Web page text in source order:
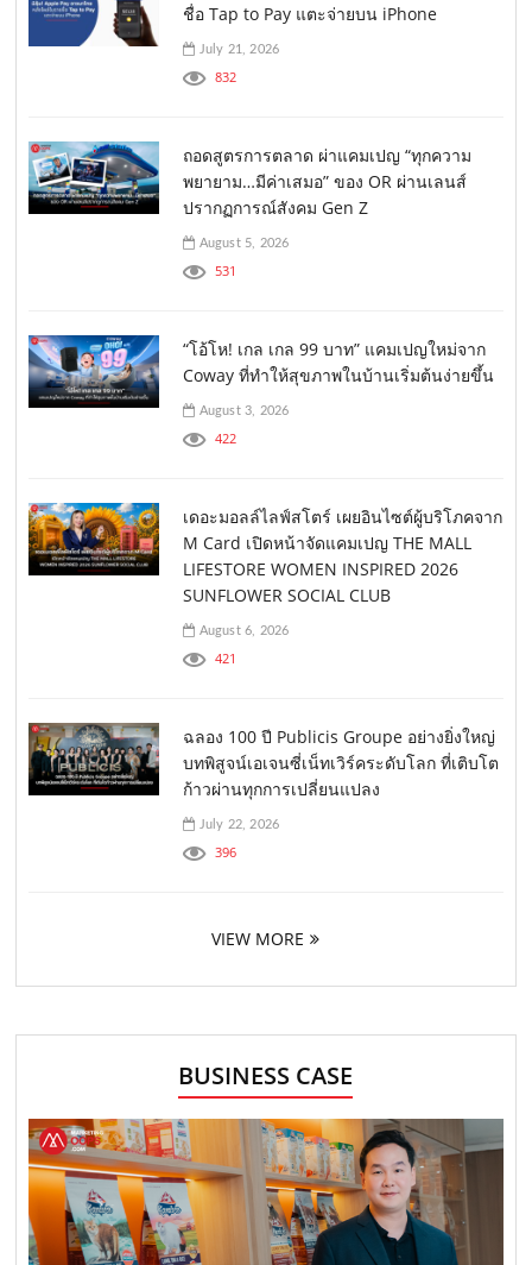
ชื่อ Tap to Pay แตะจ่ายบน iPhone
July 21, 2026
832
ถอดสูตรการตลาด ผ่าแคมเปญ “ทุกความ
พยายาม…มีค่าเสมอ” ของ OR ผ่านเลนส์
ปรากฏการณ์สังคม Gen Z
August 5, 2026
531
“โอ้โห! เกล เกล 99 บาท” แคมเปญใหม่จาก
Coway ที่ทำให้สุขภาพในบ้านเริ่มต้นง่ายขึ้น
August 3, 2026
422
เดอะมอลล์ไลฟ์สโตร์ เผยอินไซต์ผู้บริโภคจาก
M Card เปิดหน้าจัดแคมเปญ THE MALL
LIFESTORE WOMEN INSPIRED 2026
SUNFLOWER SOCIAL CLUB
August 6, 2026
421
ฉลอง 100 ปี Publicis Groupe อย่างยิ่งใหญ่
บทพิสูจน์เอเจนซี่เน็ทเวิร์คระดับโลก ที่เติบโต
ก้าวผ่านทุกการเปลี่ยนแปลง
July 22, 2026
396
VIEW MORE
BUSINESS CASE